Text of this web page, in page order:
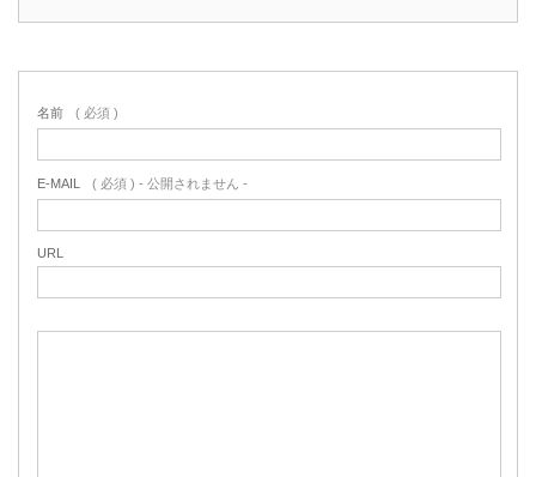
名前 ( 必須 )
E-MAIL ( 必須 ) - 公開されません -
URL